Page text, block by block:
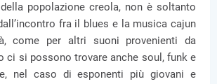
popolazione creola, non è soltanto
fra il blues e la musica cajun
come per altri suoni provenienti da
ci si possono trovare anche soul, funk e
(e, nel caso di esponenti più giovani e